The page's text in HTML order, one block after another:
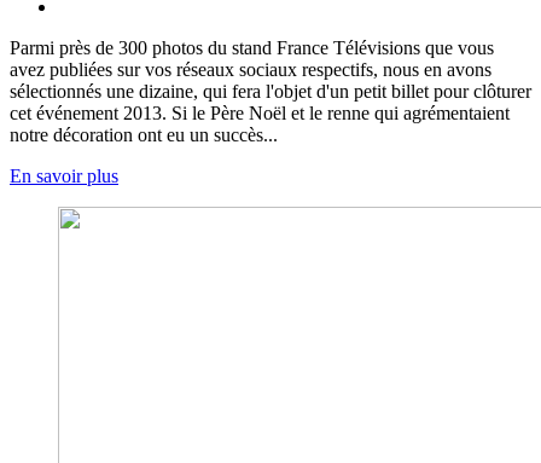
Parmi près de 300 photos du stand France Télévisions que vous
avez publiées sur vos réseaux sociaux respectifs, nous en avons
sélectionnés une dizaine, qui fera l'objet d'un petit billet pour clôturer
cet événement 2013. Si le Père Noël et le renne qui agrémentaient
notre décoration ont eu un succès...
En savoir plus